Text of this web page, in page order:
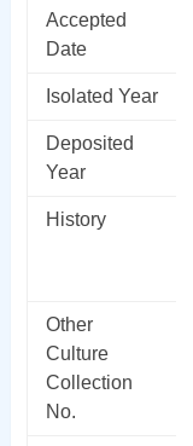
Accepted
Date
Isolated Year
Deposited
Year
History
Other
Culture
Collection
No.